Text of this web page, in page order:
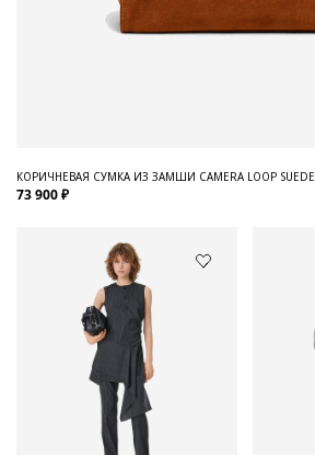
КОРИЧНЕВАЯ СУМКА ИЗ ЗАМШИ CAMERA LOOP SUEDE
73 900 ₽